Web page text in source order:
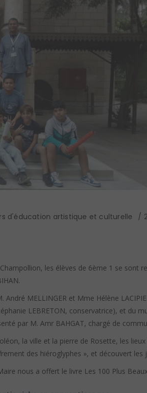
d'éducation artistique et culturelle
les élèves de 6ème 1 se sont
MELLINGER et Mme Hélène
LEBRETON, conservatrice), et du
par M. Amr BAHGAT, chargé de
la ville et la pierre de Rosette, les
des hiéroglyphes », et découvert les
nous a offert le livre Les 100 Plus